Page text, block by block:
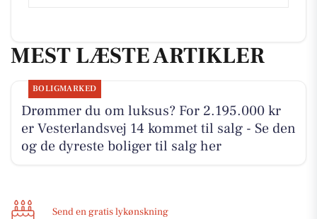
MEST LÆSTE ARTIKLER
BOLIGMARKED
Drømmer du om luksus? For 2.195.000 kr
er Vesterlandsvej 14 kommet til salg - Se den
og de dyreste boliger til salg her
Send en gratis lykønskning